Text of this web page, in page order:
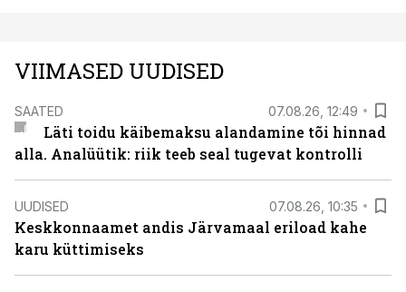
VIIMASED UUDISED
SAATED 07.08.26, 12:49
Läti toidu käibemaksu alandamine tõi hinnad
alla. Analüütik: riik teeb seal tugevat kontrolli
UUDISED 07.08.26, 10:35
Keskkonnaamet andis Järvamaal eriload kahe
karu küttimiseks